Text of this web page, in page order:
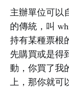
主辦單位可以
的傳統，叫
持有某種票根
先購買或是得
動，你買了我
上，那你就可